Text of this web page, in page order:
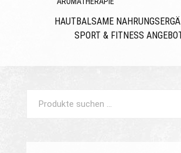
HAUTBALSAME
SPORT & FITNESS